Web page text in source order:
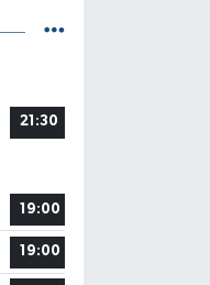
21:30
19:00
19:00